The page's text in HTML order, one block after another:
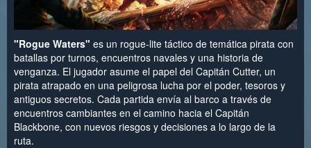
"Rogue Waters" es un rogue-lite táctico de temática pirata con
batallas por turnos, encuentros navales y una historia de
venganza. El jugador asume el papel del Capitán Cutter, un
pirata atrapado en una peligrosa lucha por el poder, tesoros y
antiguos secretos. Cada partida envía al barco a través de
encuentros cambiantes en el camino hacia el Capitán
Blackbone, con nuevos riesgos y decisiones a lo largo de la
ruta.